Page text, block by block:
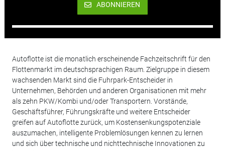
ABONNIEREN
Autoflotte ist die monatlich erscheinende Fachzeitschrift für den
Flottenmarkt im deutschsprachigen Raum. Zielgruppe in diesem
wachsenden Markt sind die Fuhrpark-Entscheider in
Unternehmen, Behörden und anderen Organisationen mit mehr
als zehn PKW/Kombi und/oder Transportern. Vorstände,
Geschäftsführer, Führungskräfte und weitere Entscheider
greifen auf Autoflotte zurück, um Kostensenkungspotenziale
auszumachen, intelligente Problemlösungen kennen zu lernen
und sich über technische und nichttechnische Innovationen zu